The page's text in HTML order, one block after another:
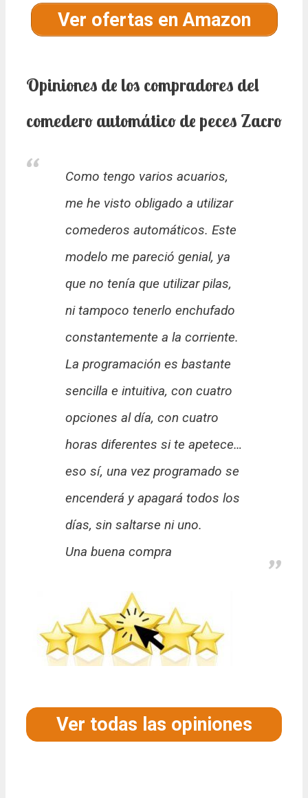
Ver ofertas en Amazon
Opiniones de los compradores del
comedero automático de peces Zacro
Como tengo varios acuarios,
me he visto obligado a utilizar
comederos automáticos. Este
modelo me pareció genial, ya
que no tenía que utilizar pilas,
ni tampoco tenerlo enchufado
constantemente a la corriente.
La programación es bastante
sencilla e intuitiva, con cuatro
opciones al día, con cuatro
horas diferentes si te apetece…
eso sí, una vez programado se
encenderá y apagará todos los
días, sin saltarse ni uno.
Una buena compra
Ver todas las opiniones